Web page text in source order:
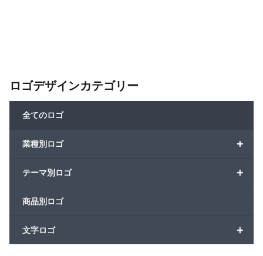
ロゴデザインカテゴリー
全てのロゴ
+
業種別ロゴ
+
テーマ別ロゴ
商品別ロゴ
+
文字ロゴ